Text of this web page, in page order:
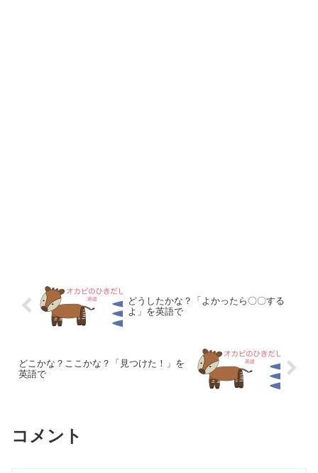
どうしたかな？「よかったら〇〇する
よ」を英語で
どこかな？ここかな？「見つけた！」を
英語で
コメント